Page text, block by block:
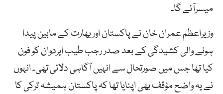
میسرآئے گا۔
وزیراعظم عمران خان نے پاکستان اور بھارت کے مابین پیدا
ہونے والی کشیدگی کے بعد صدر رجب طیب ایردوان کو فون
کیا تھا جس میں صورتحال سے انہیں آگاہی دلائی تھی۔ انہوں
نے یہ واضح مؤقف بھی اپنایا تھا کہ پاکستان ہمیشہ ترکی کا